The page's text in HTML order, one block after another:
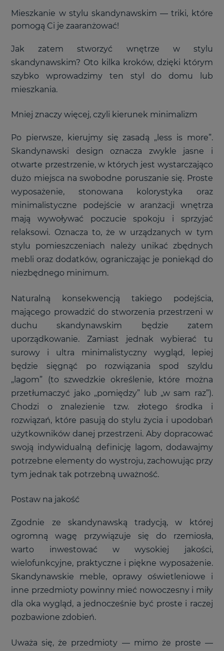
Mieszkanie w stylu skandynawskim—triki, które
pomogą Ci je zaaranżować!
Jak zatem stworzyć wnętrze w stylu
skandynawskim? Oto kilka kroków, dzięki którym
szybko wprowadzimy ten styl do domu lub
mieszkania.
Mniej znaczy więcej, czyli kierunek minimalizm
Po pierwsze, kierujmy się zasadą „less is more”.
Skandynawski design oznacza zwykle jasne i
otwarte przestrzenie, w których jest wystarczająco
dużo miejsca na swobodne poruszanie się. Proste
wyposażenie, stonowana kolorystyka oraz
minimalistyczne podejście w aranżacji wnętrza
mają wywoływać poczucie spokoju i sprzyjać
relaksowi. Oznacza to, że w urządzanych w tym
stylu pomieszczeniach należy unikać zbędnych
mebli oraz dodatków, ograniczając je poniekąd do
niezbędnego minimum.
Naturalną konsekwencją takiego podejścia,
mającego prowadzić do stworzenia przestrzeni w
duchu skandynawskim będzie zatem
uporządkowanie. Zamiast jednak wybierać tu
surowy i ultra minimalistyczny wygląd, lepiej
będzie sięgnąć po rozwiązania spod szyldu
„lagom” (to szwedzkie określenie, które można
przetłumaczyć jako „pomiędzy” lub „w sam raz”).
Chodzi o znalezienie tzw. złotego środka i
rozwiązań, które pasują do stylu życia i upodobań
użytkowników danej przestrzeni. Aby dopracować
swoją indywidualną definicję lagom, dodawajmy
potrzebne elementy do wystroju, zachowując przy
tym jednak tak potrzebną uważność.
Postaw na jakość
Zgodnie ze skandynawską tradycją, w której
ogromną wagę przywiązuje się do rzemiosła,
warto inwestować w wysokiej jakości,
wielofunkcyjne, praktyczne i piękne wyposażenie.
Skandynawskie meble, oprawy oświetleniowe i
inne przedmioty powinny mieć nowoczesny i miły
dla oka wygląd, a jednocześnie być proste i raczej
pozbawione zdobień.
Uważa się, że przedmioty —mimo że proste —